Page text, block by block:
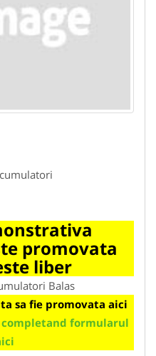
promovata
liber
Balas
sa fie promovata aici
completand formularul